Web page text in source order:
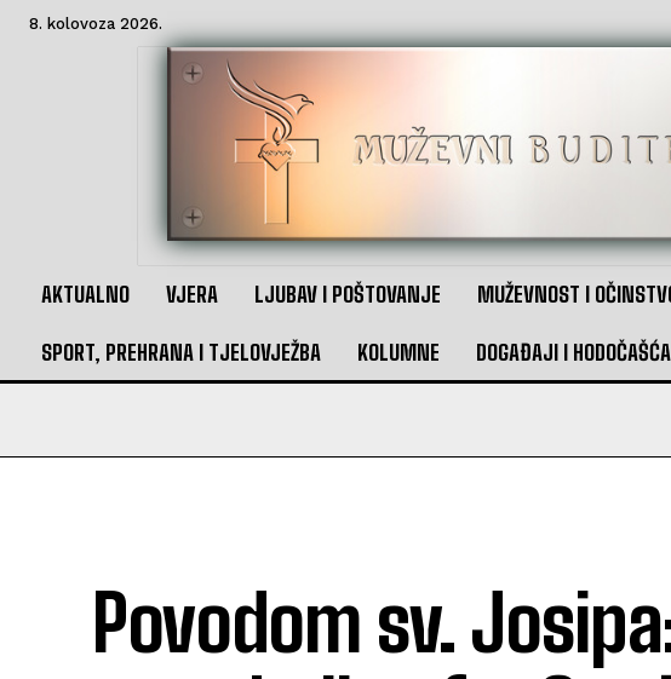
8. kolovoza 2026.
AKTUALNO VJERA LJUBAV I POŠTOVANJE MUŽEVNOST I
SPORT, PREHRANA I TJELOVJEŽBA KOLUMNE DOGAĐAJI I HODOČAŠĆA
Povodom sv.